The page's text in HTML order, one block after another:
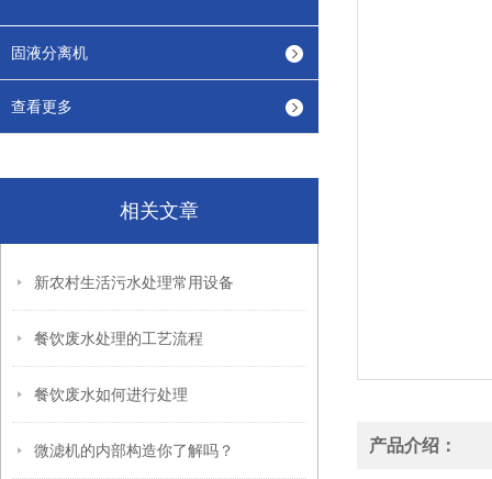
固液分离机
查看更多
相关文章
新农村生活污水处理常用设备
餐饮废水处理的工艺流程
餐饮废水如何进行处理
微滤机的内部构造你了解吗？ 产品介绍：